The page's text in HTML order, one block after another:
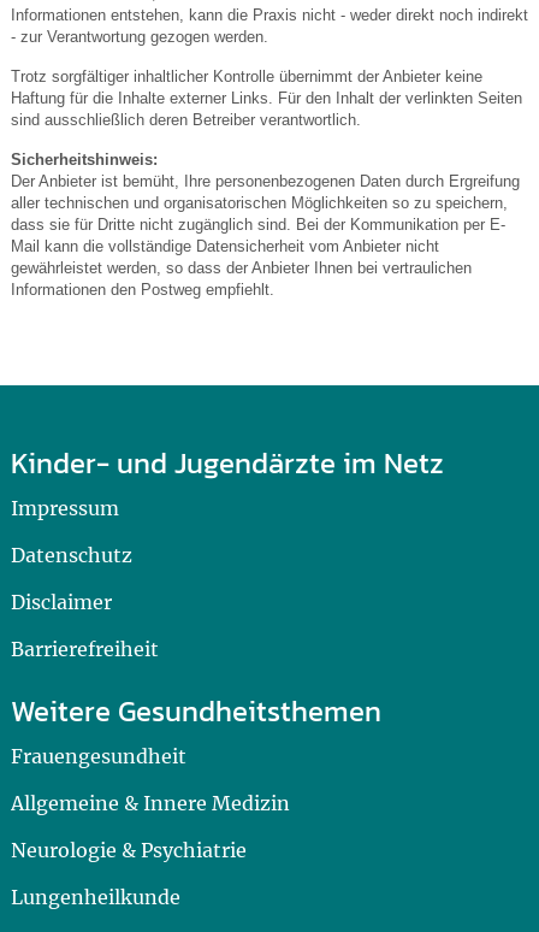
Informationen entstehen, kann die Praxis nicht - weder direkt noch indirekt
- zur Verantwortung gezogen werden.
Trotz sorgfältiger inhaltlicher Kontrolle übernimmt der Anbieter keine
Haftung für die Inhalte externer Links. Für den Inhalt der verlinkten Seiten
sind ausschließlich deren Betreiber verantwortlich.
Sicherheitshinweis:
Der Anbieter ist bemüht, Ihre personenbezogenen Daten durch Ergreifung
aller technischen und organisatorischen Möglichkeiten so zu speichern,
dass sie für Dritte nicht zugänglich sind. Bei der Kommunikation per E-
Mail kann die vollständige Datensicherheit vom Anbieter nicht
gewährleistet werden, so dass der Anbieter Ihnen bei vertraulichen
Informationen den Postweg empfiehlt.
Kinder- und Jugendärzte im Netz
Impressum
Datenschutz
Disclaimer
Barrierefreiheit
Weitere Gesundheitsthemen
Frauengesundheit
Allgemeine & Innere Medizin
Neurologie & Psychiatrie
Lungenheilkunde